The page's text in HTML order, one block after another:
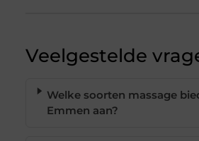
Veelgestelde
Welke soorten massage
Emmen aan?